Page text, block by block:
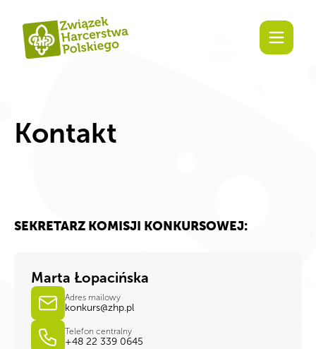
Kontakt
SEKRETARZ KOMISJI KONKURSOWEJ:
Marta Łopacińska
Adres mailowy
konkurs@zhp.pl
Telefon centralny
+48 22 339 0645